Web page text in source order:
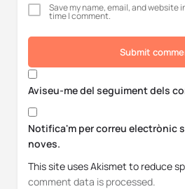
Save my name, email, and website
time I comment.
Submit
Aviseu-me del seguiment dels
Notifica'm per correu electrònic
noves.
This site uses Akismet to reduce
comment data is processed.